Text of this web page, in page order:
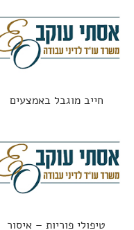
חייב מוגבל באמצעים
טיפולי פוריות – איסור